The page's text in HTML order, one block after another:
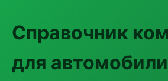
Справочник
для